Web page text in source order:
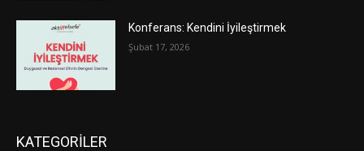
Konferans: Kendini İyileştirmek
Şubat 17, 2026
KATEGORİLER